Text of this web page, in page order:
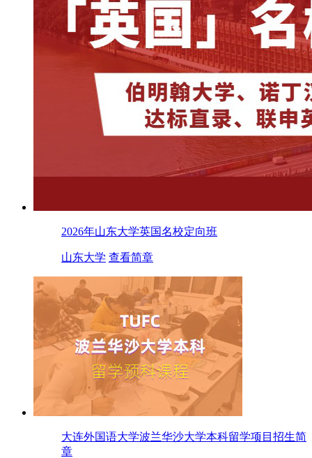
2026年山东大学英国名校定向班
山东大学 查看简章
大连外国语大学波兰华沙大学本科留学项目招生简
章